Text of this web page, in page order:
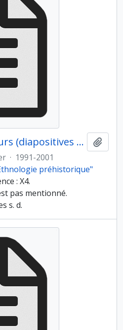
Groupes de visiteurs (diapositives 10684-0694).
· 1991-2001
préhistorique"
: X4.
pas mentionné.
s. d.